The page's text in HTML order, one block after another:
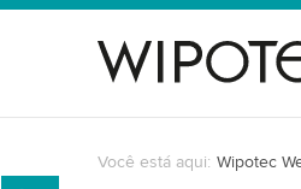
Você está aqui: Wipotec